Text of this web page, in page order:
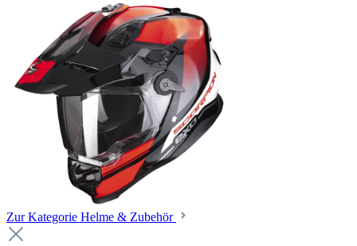
Zur Kategorie Helme & Zubehör